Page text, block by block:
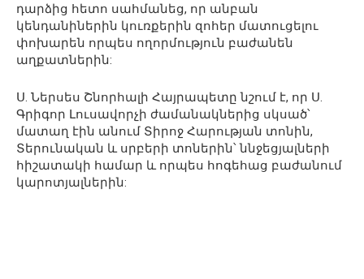
դարձից հետո սահմանեց, որ անբան
կենդանիներին կուռքերին զոհեր մատուցելու
փոխարեն որպես ողորմություն բաժանեն
աղքատներին:
Ս. Ներսես Շնորհալի Հայրապետը նշում է, որ Ս.
Գրիգոր Լուսավորչի ժամանակներից սկսած՝
մատաղ էին անում Տիրոջ Հարության տոնին,
Տերունական և սրբերի տոներին՝ ննջեցյալների
հիշատակի համար և որպես հոգեհաց բաժանում
կարոտյալներին: